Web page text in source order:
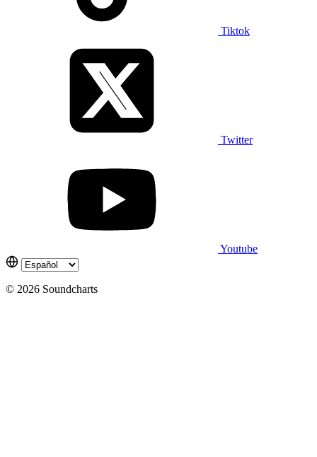
Tiktok
Twitter
Youtube
© 2026 Soundcharts